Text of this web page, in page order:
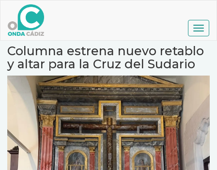
contenido
principal
Columna estrena nuevo retablo
y altar para la Cruz del Sudario